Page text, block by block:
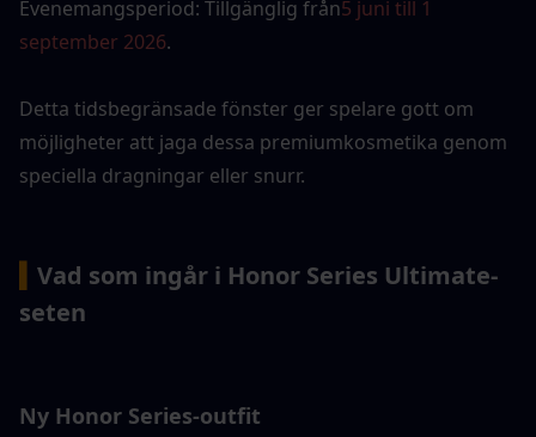
Evenemangsperiod: Tillgänglig från5 juni till 1
september 2026.
Detta tidsbegränsade fönster ger spelare gott om
möjligheter att jaga dessa premiumkosmetika genom
speciella dragningar eller snurr.
Vad som ingår i Honor Series Ultimate-
seten
Ny Honor Series-outfit